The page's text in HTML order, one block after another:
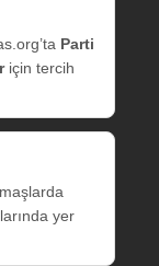
Parti
için tercih
yer